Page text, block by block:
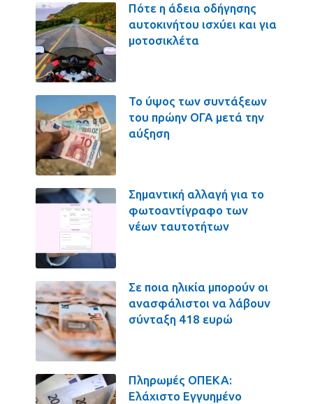
Πότε η άδεια οδήγησης
αυτοκινήτου ισχύει και για
μοτοσικλέτα
Το ύψος των συντάξεων
του πρώην ΟΓΑ μετά την
αύξηση
Σημαντική αλλαγή για το
φωτοαντίγραφο των
νέων ταυτοτήτων
Σε ποια ηλικία μπορούν οι
ανασφάλιστοι να λάβουν
σύνταξη 418 ευρώ
Πληρωμές ΟΠΕΚΑ:
Ελάχιστο Εγγυημένο